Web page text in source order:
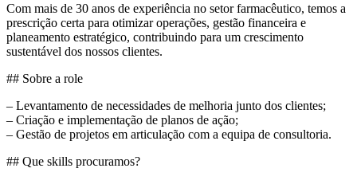
Com mais de 30 anos de experiência no setor farmacêutico, temos a
prescrição certa para otimizar operações, gestão financeira e
planeamento estratégico, contribuindo para um crescimento
sustentável dos nossos clientes.
## Sobre a role
– Levantamento de necessidades de melhoria junto dos clientes;
– Criação e implementação de planos de ação;
– Gestão de projetos em articulação com a equipa de consultoria.
## Que skills procuramos?